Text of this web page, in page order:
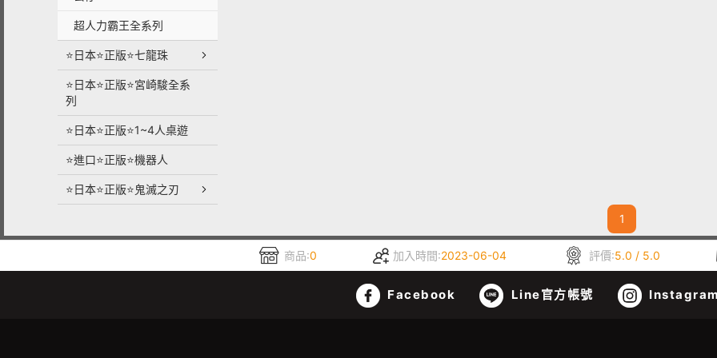
超人力霸王全系列
⭐日本⭐正版⭐七龍珠
⭐日本⭐正版⭐宮崎駿全系
列
⭐日本⭐正版⭐1~4人桌遊
⭐進口⭐正版⭐機器人
⭐日本⭐正版⭐鬼滅之刃
1
商品:0 加入時間:2023-06-04 評價:5.0 / 5.0
Facebook Line官方帳號 Instagram